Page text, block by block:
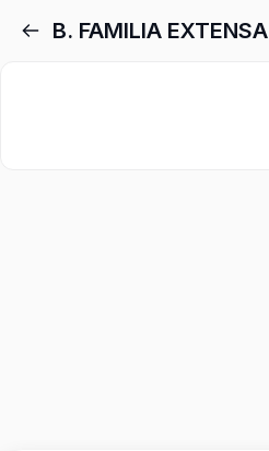
B. FAMILIA EXTENSA